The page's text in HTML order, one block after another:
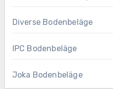
Diverse Bodenbeläge
IPC Bodenbeläge
Joka Bodenbeläge